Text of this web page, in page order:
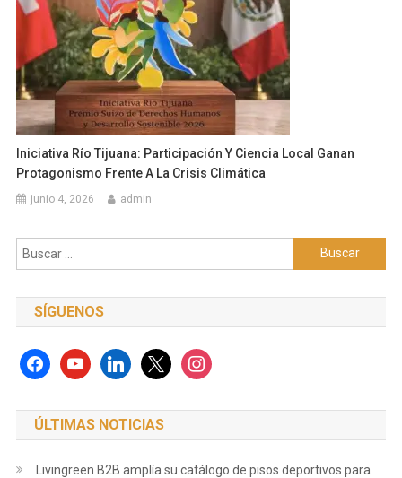
Iniciativa Río Tijuana: Participación Y Ciencia Local Ganan
Protagonismo Frente A La Crisis Climática
junio 4, 2026 admin
Buscar:
SÍGUENOS
facebookyoutubelinkedinx instagram
ÚLTIMAS NOTICIAS
Livingreen B2B amplía su catálogo de pisos deportivos para